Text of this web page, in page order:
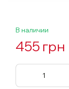
В наличии
455 грн